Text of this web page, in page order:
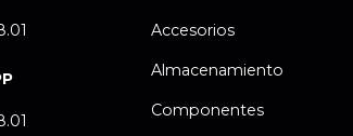
Accesorios
Almacenamiento
Componentes